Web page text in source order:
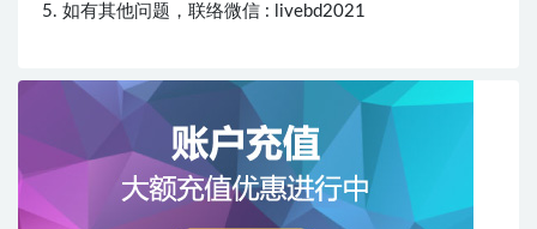
5. 如有其他问题，联络微信 : livebd2021